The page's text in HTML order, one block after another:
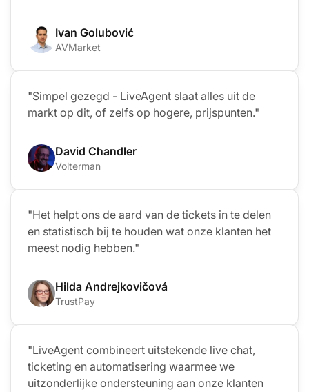
Ivan Golubović
AVMarket
"Simpel gezegd - LiveAgent slaat alles uit de
markt op dit, of zelfs op hogere, prijspunten."
David Chandler
Volterman
"Het helpt ons de aard van de tickets in te delen
en statistisch bij te houden wat onze klanten het
meest nodig hebben."
Hilda Andrejkovičová
TrustPay
"LiveAgent combineert uitstekende live chat,
ticketing en automatisering waarmee we
uitzonderlijke ondersteuning aan onze klanten